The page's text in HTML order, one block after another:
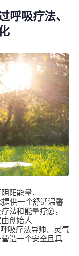
呼吸疗法、
阳能量，
供一个舒适温馨
法和能量疗愈，
创始人
吸疗法导师、灵气
造一个安全且具